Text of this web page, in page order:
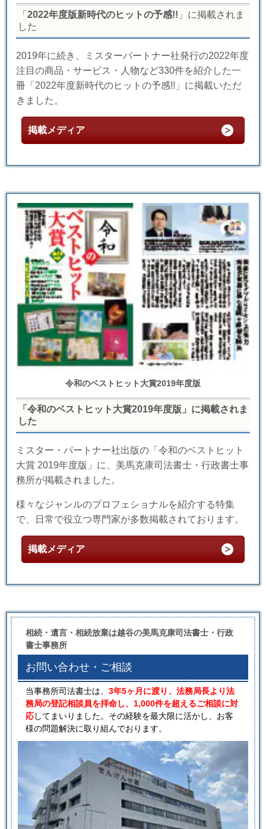
「 2022年度版新時代のヒットの予感!! 」に掲載されま
した
2019年に続き、ミスターパートナー社発行の2022年度
注目の商品・サービス・人物など330件を紹介した一
冊「2022年度新時代のヒットの予感!!」に掲載いただ
きました。
掲載メディア
令和のベストヒット大賞2019年度版
「令和のベストヒット大賞2019年度版」に掲載されま
した
ミスター・パートナー社出版の「令和のベストヒット
大賞 2019年度版」に、美馬克康司法書士・行政書士事
務所が掲載されました。
様々なジャンルのプロフェショナルを紹介する特集
で、日常で役立つ専門家が多数掲載されております。
掲載メディア
相続・遺言・相続放棄は越谷の美馬克康司法書士・行政
書士事務所
お問い合わせ・ご相談
当事務所司法書士は、 3年5ヶ月に渡り、法務局長より法
務局の登記相談員を拝命し、1,000件を超えるご相談に対
応してまいりました。その経験を最大限に活かし、お客
様の問題解決に取り組んでおります。